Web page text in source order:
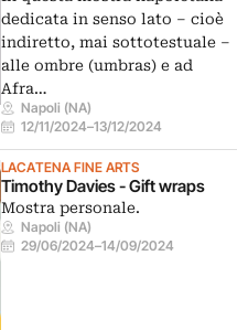
dedicata in senso lato – cioè
indiretto, mai sottotestuale –
alle ombre (umbras) e ad
Afra…
Napoli (NA)
12/11/2024–13/12/2024
LACATENA FINE ARTS
Timothy Davies - Gift wraps
Mostra personale.
Napoli (NA)
29/06/2024–14/09/2024